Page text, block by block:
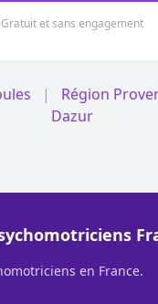
Gratuit et sans engagement
|
Région
Dazur
en France.